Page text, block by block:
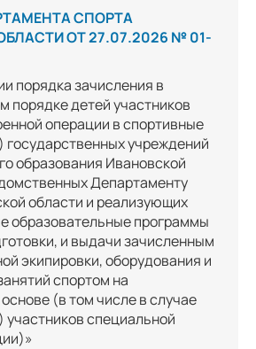
СПОРТА
ОТ 27.07.2026 № 01-
порядка зачисления в
порядке детей участников
операции в спортивные
государственных учреждений
образования Ивановской
Департаменту
области и реализующих
образовательные программы
и выдачи зачисленным
экипировки, оборудования и
спортом на
(в том числе в случае
участников специальной